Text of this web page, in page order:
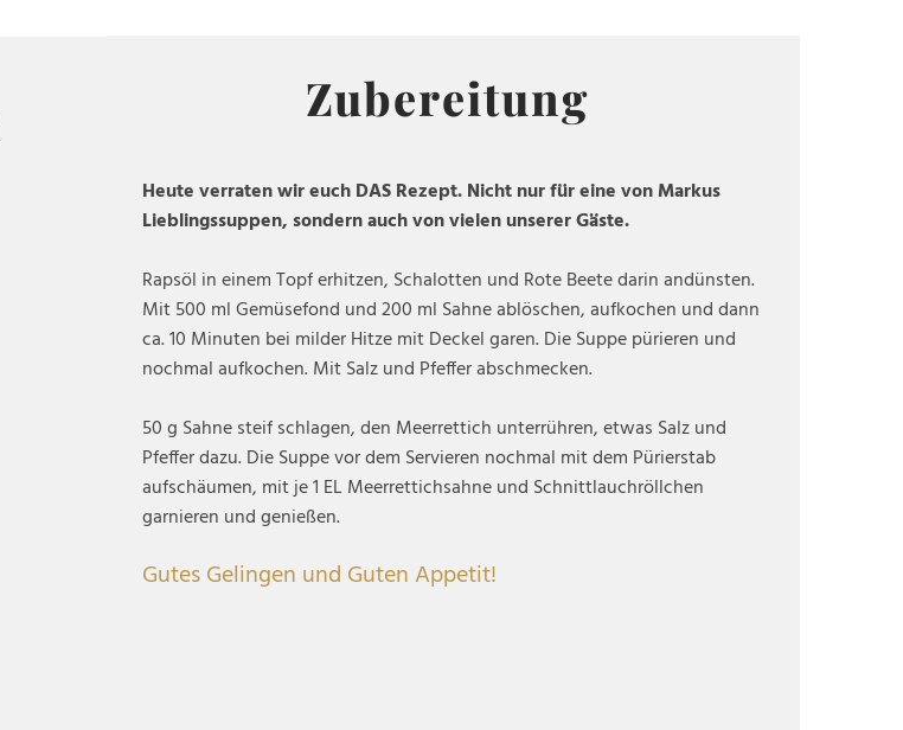
Zubereitung
Heute verraten wir euch DAS Rezept. Nicht nur für eine von Markus
Lieblingssuppen, sondern auch von vielen unserer Gäste.
Rapsöl in einem Topf erhitzen, Schalotten und Rote Beete darin andünsten.
Mit 500 ml Gemüsefond und 200 ml Sahne ablöschen, aufkochen und dann
ca. 10 Minuten bei milder Hitze mit Deckel garen. Die Suppe pürieren und
nochmal aufkochen. Mit Salz und Pfeffer abschmecken.
50 g Sahne steif schlagen, den Meerrettich unterrühren, etwas Salz und
Pfeffer dazu. Die Suppe vor dem Servieren nochmal mit dem Pürierstab
aufschäumen, mit je 1 EL Meerrettichsahne und Schnittlauchröllchen
garnieren und genießen.
Gutes Gelingen und Guten Appetit!